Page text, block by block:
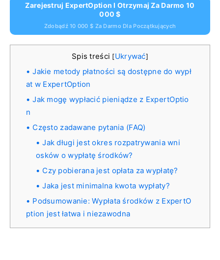
Zarejestruj ExpertOption I Otrzymaj Za Darmo 10
000 $
Zdobądź 10 000 $ Za Darmo Dla Początkujących
Spis treści [Ukrywać]
Jakie metody płatności są dostępne do wypł
at w ExpertOption
Jak mogę wypłacić pieniądze z ExpertOptio
n
Często zadawane pytania (FAQ)
Jak długi jest okres rozpatrywania wni
osków o wypłatę środków?
Czy pobierana jest opłata za wypłatę?
Jaka jest minimalna kwota wypłaty?
Podsumowanie: Wypłata środków z ExpertO
ption jest łatwa i niezawodna